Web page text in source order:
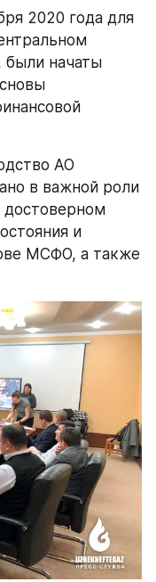
2020 года для
были начаты
АО
в важной роли
достоверном
и
МСФО, а также